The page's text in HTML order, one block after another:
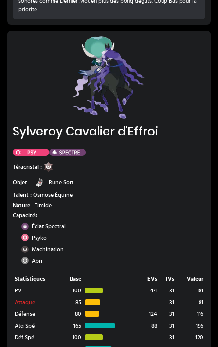
priorité.
Sylveroy Cavalier d'Effroi
Psy Spectre
Téracristal :
Objet : Rune Sort
Talent : Osmose Équine
Nature : Timide
Capacités :
Spectre
Éclat Spectral
PsyPsyko
Ténèbres
Machination
Normal
Abri
Statistiques Base EVs IVs
Valeur
PV
100 44 31
181
Attaque - 85 31
81
Défense
80 124 31
116
Atq Spé
165 88 31
196
Déf Spé
100 31
120